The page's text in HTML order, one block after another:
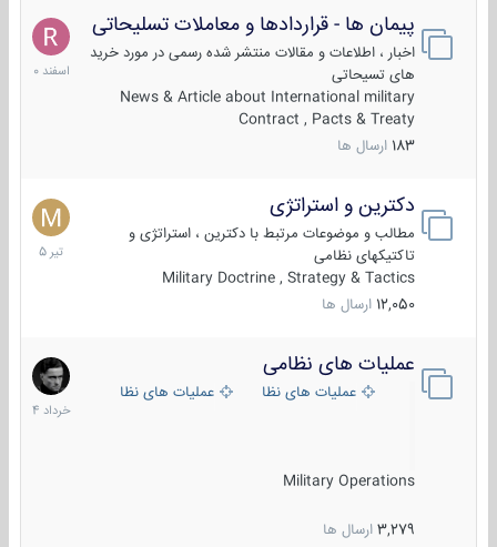
پیمان ها - قراردادها و معاملات تسلیحاتی
اخبار ، اطلاعات و مقالات منتشر شده رسمی در مورد خرید
های تسیحاتی
News & Article about International military
Contract , Pacts & Treaty
183 ارسال ها
7
اسفند
1400
دکترین و استراتژی
مطالب و موضوعات مرتبط با دکترین ، استراتژی و
تاکتیکهای نظامی
Military Doctrine , Strategy & Tactics
12,050 ارسال ها
27
تیر
1405
عملیات های نظامی
عملیات های نظامی ایرانعملیات های نظامی خارجی
Military Operations
3,279 ارسال ها
5
خرداد
1404